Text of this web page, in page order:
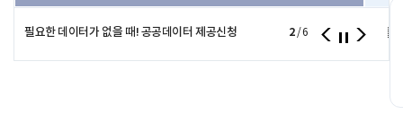
필요한 데이터가 없을 때! 공공데이터 제공신청 서
2 /6